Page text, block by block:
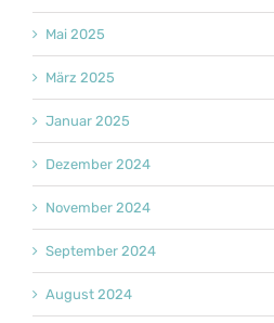
Mai 2025
März 2025
Januar 2025
Dezember 2024
November 2024
September 2024
August 2024